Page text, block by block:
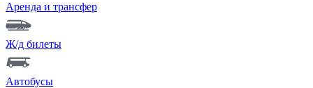
Аренда и трансфер
Ж/д билеты
Автобусы